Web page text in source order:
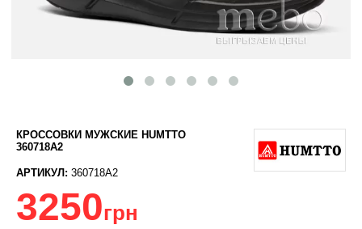
КРОССОВКИ МУЖСКИЕ HUMTTO
360718A2
АРТИКУЛ: 360718A2
3250грн